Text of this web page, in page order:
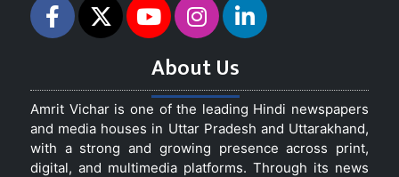
About Us
Amrit Vichar is one of the leading Hindi newspapers
and media houses in Uttar Pradesh and Uttarakhand,
with a strong and growing presence across print,
digital, and multimedia platforms. Through its news